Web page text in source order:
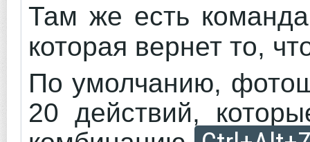
Там же есть
которая вернет то,
По умолчанию,
20 действий,